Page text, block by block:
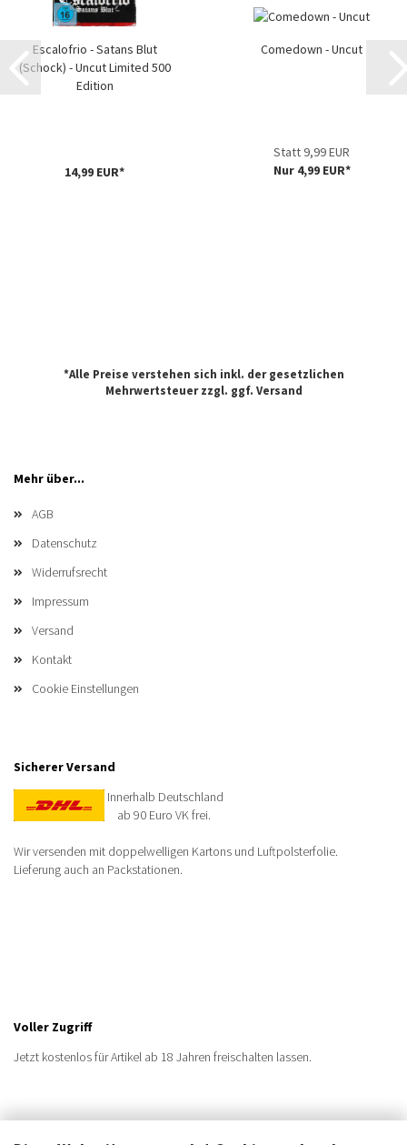
Escalofrio - Satans Blut
(Schock) - Uncut Limited 500
Edition
14,99 EUR*
Comedown - Uncut
Statt 9,99 EUR
Nur 4,99 EUR*
*Alle Preise verstehen sich inkl. der gesetzlichen
Mehrwertsteuer zzgl. ggf. Versand
Mehr über...
AGB
Datenschutz
Widerrufsrecht
Impressum
Versand
Kontakt
Cookie Einstellungen
Sicherer Versand
Innerhalb Deutschland
ab 90 Euro VK frei.
Wir versenden mit doppelwelligen Kartons und Luftpolsterfolie.
Lieferung auch an Packstationen.
Voller Zugriff
Jetzt kostenlos für Artikel ab 18 Jahren freischalten lassen.